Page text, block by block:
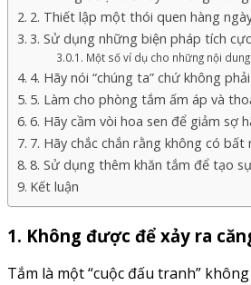
2. Thiết lập một thói quen hàng
3. Sử dụng những biện pháp tích
Một số ví dụ cho những nội
4. Hãy nói “chúng ta” chứ không
5. Làm cho phòng tắm ấm áp và
6. Hãy cầm vòi hoa sen để giảm sợ
7. Hãy chắc chắn rằng không có bất
8. Sử dụng thêm khăn tắm để tạo
Kết luận
1. Không được để xảy ra
Tắm là một “cuộc đấu tranh”